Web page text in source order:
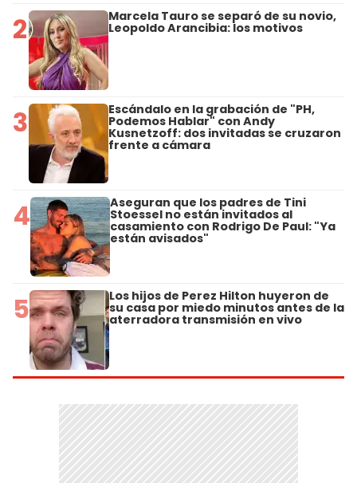
2 Marcela Tauro se separó de su novio,
Leopoldo Arancibia: los motivos
3 Escándalo en la grabación de "PH,
Podemos Hablar" con Andy
Kusnetzoff: dos invitadas se cruzaron
frente a cámara
4 Aseguran que los padres de Tini
Stoessel no están invitados al
casamiento con Rodrigo De Paul: "Ya
están avisados"
5 Los hijos de Perez Hilton huyeron de
su casa por miedo minutos antes de la
aterradora transmisión en vivo